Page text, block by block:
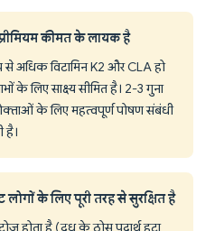
कीमत के लायक है
से अधिक विटामिन K2 और CLA हो
के लिए साक्ष्य सीमित है। 2-3 गुना
के लिए महत्वपूर्ण पोषण संबंधी
है।
के लिए पूरी तरह से सुरक्षित है
होता है (दूध के ठोस पदार्थ हटा